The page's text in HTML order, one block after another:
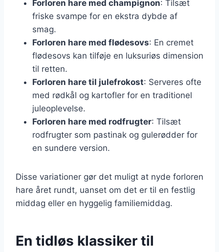
Forloren hare med champignon: Tilsæt
friske svampe for en ekstra dybde af
smag.
Forloren hare med flødesovs: En cremet
flødesovs kan tilføje en luksuriøs dimension
til retten.
Forloren hare til julefrokost: Serveres ofte
med rødkål og kartofler for en traditionel
juleoplevelse.
Forloren hare med rodfrugter: Tilsæt
rodfrugter som pastinak og gulerødder for
en sundere version.
Disse variationer gør det muligt at nyde forloren
hare året rundt, uanset om det er til en festlig
middag eller en hyggelig familiemiddag.
En tidløs klassiker til